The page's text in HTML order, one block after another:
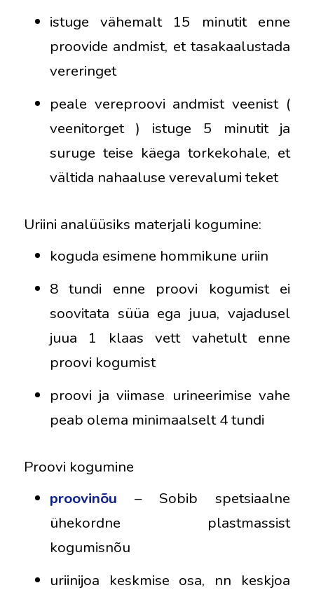
istuge vähemalt 15 minutit enne
proovide andmist, et tasakaalustada
vereringet
peale vereproovi andmist veenist (
veenitorget ) istuge 5 minutit ja
suruge teise käega torkekohale, et
vältida nahaaluse verevalumi teket
Uriini analüüsiks materjali kogumine:
koguda esimene hommikune uriin
8 tundi enne proovi kogumist ei
soovitata süüa ega juua, vajadusel
juua 1 klaas vett vahetult enne
proovi kogumist
proovi ja viimase urineerimise vahe
peab olema minimaalselt 4 tundi
Proovi kogumine
proovinõu – Sobib spetsiaalne
ühekordne plastmassist
kogumisnõu
uriinijoa keskmise osa, nn keskjoa